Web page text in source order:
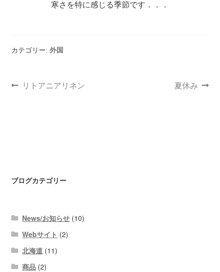
寒さを特に感じる季節です．．．
カテゴリー: 外国
リトアニアリネン 夏休み
ブログカテゴリー
News/お知らせ (10)
Webサイト (2)
北海道 (11)
商品 (2)